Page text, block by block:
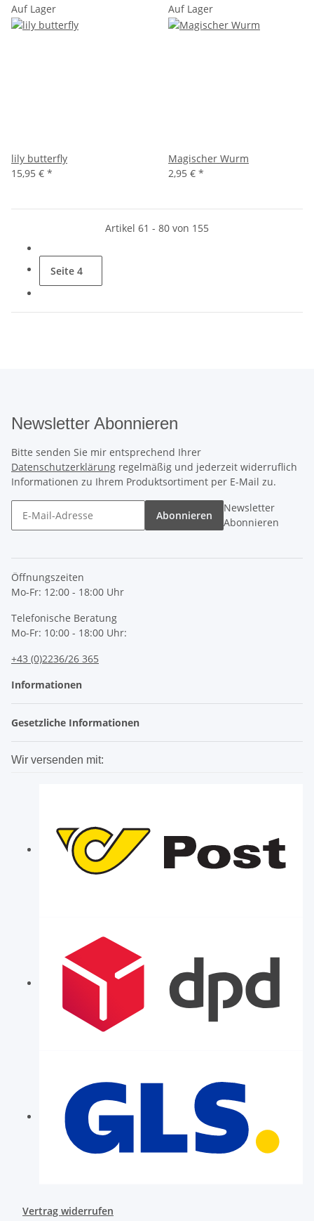
Auf Lager
lily butterfly
15,95 € *
Auf Lager
Magischer Wurm
2,95 € *
Artikel 61 - 80 von 155
Seite 4
Newsletter Abonnieren
Bitte senden Sie mir entsprechend Ihrer
Datenschutzerklärung regelmäßig und jederzeit widerruflich
Informationen zu Ihrem Produktsortiment per E-Mail zu.
Abonnieren
Newsletter
Abonnieren
Öffnungszeiten
Mo-Fr: 12:00 - 18:00 Uhr
Telefonische Beratung
Mo-Fr: 10:00 - 18:00 Uhr:
+43 (0)2236/26 365
Informationen
Gesetzliche Informationen
Wir versenden mit:
Vertrag widerrufen